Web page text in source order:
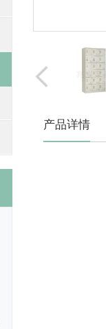
产品详情